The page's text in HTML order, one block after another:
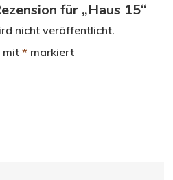
für „Haus 15“
nicht veröffentlicht.
mit* markiert